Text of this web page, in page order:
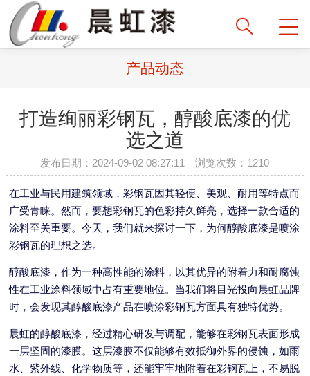
产品动态
打造绚丽彩钢瓦，醇酸底漆的优
选之道
发布日期：2024-09-02 08:27:11 浏览次数：1210
在工业与民用建筑领域，彩钢瓦因其轻便、美观、耐用等特点而
广受青睐。然而，要想彩钢瓦的色彩持久鲜亮，选择一款合适的
涂料至关重要。今天，我们就来探讨一下，为何醇酸底漆是喷涂
彩钢瓦的理想之选。
醇酸底漆，作为一种高性能的涂料，以其优异的附着力和耐腐蚀
性在工业涂料领域中占有重要地位。当我们将目光投向晨虹品牌
时，会发现其醇酸底漆产品在喷涂彩钢瓦方面具有独特优势。
晨虹的醇酸底漆，经过精心研发与调配，能够在彩钢瓦表面形成
一层坚固的漆膜。这层漆膜不仅能够有效抵御外界的侵蚀，如雨
水、紫外线、化学物质等，还能牢牢地附着在彩钢瓦上，不易脱